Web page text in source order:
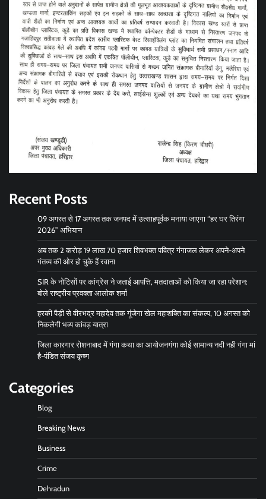
Recent Posts
09 अगस्त से 17 अगस्त तक जनपद में उत्साहपूर्वक मनाया जाएगा “हर घर तिरंगा
2026” अभियान
अब तक 2 करोड़ 19 लाख 70 हजार शिवभक्त पवित्र गंगाजल लेकर अपने-अपने
गंतव्य की ओर हो चुके हैं रवाना
SIR के नोटिसों पर कांग्रेस ने जताई आपत्ति, मतदाताओं को किया जा रहा परेशान:
बोले राष्ट्रीय प्रवक्ता आलोक शर्मा
हरकी पैड़ी से वीरभद्र महादेव तक गूंजेगा खेल महाशक्ति का संकल्प, 10 अगस्त को
निकलेगी भव्य कांवड़ यात्रा
जिला कारगार रोशनाबाद में गंगा कथा का आयोजनगंगा कोई सामान्य नदी नही गंगा मां
है-पंडित संजय कृष्ण
Categories
Blog
Breaking News
Business
Crime
Dehradun